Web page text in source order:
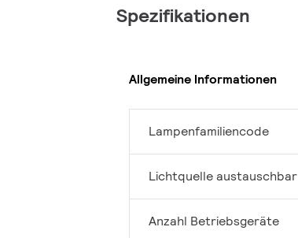
Spezifikationen
Allgemeine Informationen
Lampenfamiliencode
Lichtquelle austauschbar
Anzahl Betriebsgeräte